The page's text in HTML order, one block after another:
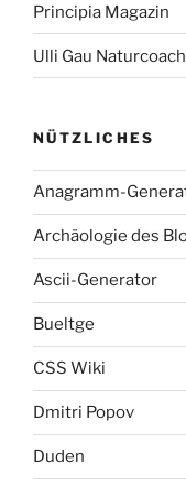
Principia Magazin
Ulli Gau
NÜTZLICHES
Anagramm-
Archäologie des
Ascii-Generator
Bueltge
CSS Wiki
Dmitri Popov
Duden